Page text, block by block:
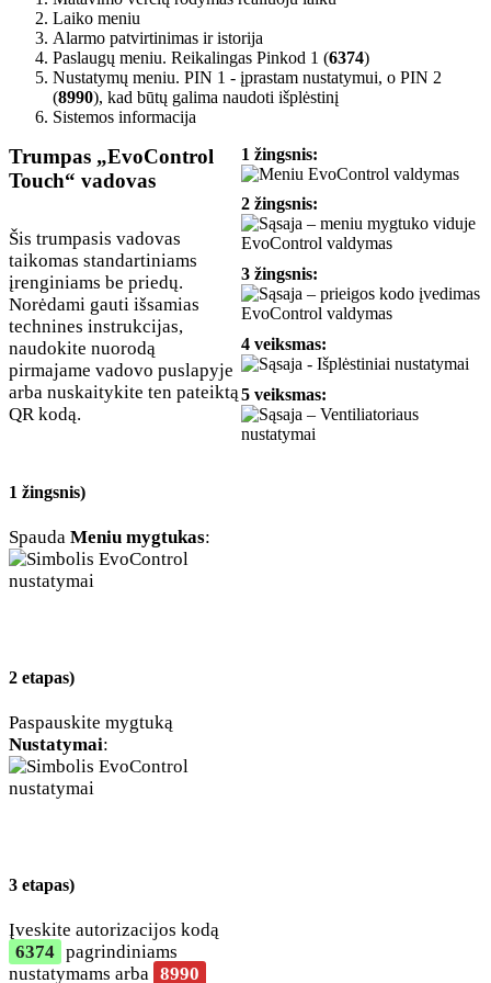
Laiko meniu
Alarmo patvirtinimas ir istorija
Paslaugų meniu. Reikalingas Pinkod 1 (6374)
Nustatymų meniu. PIN 1 - įprastam nustatymui, o PIN 2
(8990), kad būtų galima naudoti išplėstinį
Sistemos informacija
Trumpas „EvoControl
Touch“ vadovas
Šis trumpasis vadovas
taikomas standartiniams
įrenginiams be priedų.
Norėdami gauti išsamias
technines instrukcijas,
naudokite nuorodą
pirmajame vadovo puslapyje
arba nuskaitykite ten pateiktą
QR kodą.
1 žingsnis)
Spauda Meniu mygtukas:
2 etapas)
Paspauskite mygtuką
Nustatymai:
3 etapas)
Įveskite autorizacijos kodą
6374 pagrindiniams
nustatymams arba 8990
1 žingsnis:
2 žingsnis:
3 žingsnis:
4 veiksmas:
5 veiksmas: